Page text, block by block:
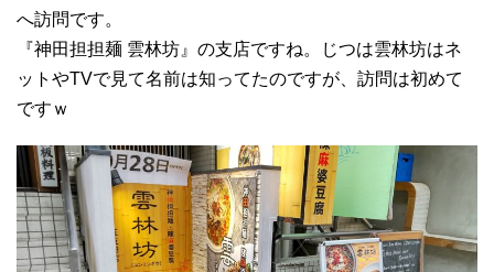
へ訪問です。
『神田担担麺 雲林坊』の支店ですね。じつは雲林坊はネ
ットやTVで見て名前は知ってたのですが、訪問は初めて
ですｗ